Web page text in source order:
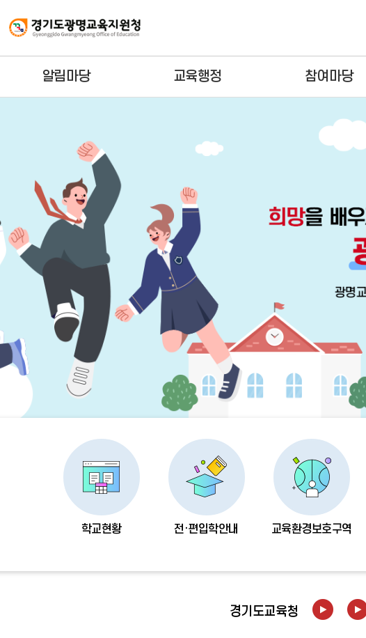
알림마당 교육행정 참여마당
학교현황 전·편입학안내 교육환경보호구역
경기도교육청